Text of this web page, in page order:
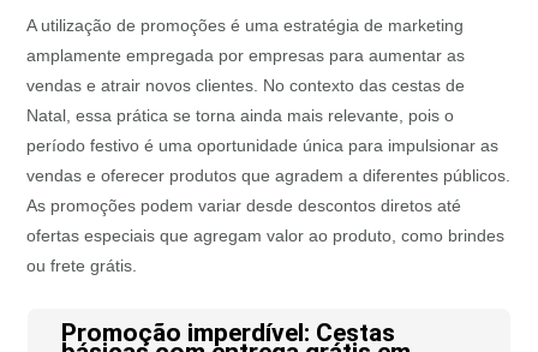
A utilização de promoções é uma estratégia de marketing
amplamente empregada por empresas para aumentar as
vendas e atrair novos clientes. No contexto das cestas de
Natal, essa prática se torna ainda mais relevante, pois o
período festivo é uma oportunidade única para impulsionar as
vendas e oferecer produtos que agradem a diferentes públicos.
As promoções podem variar desde descontos diretos até
ofertas especiais que agregam valor ao produto, como brindes
ou frete grátis.
Promoção imperdível: Cestas